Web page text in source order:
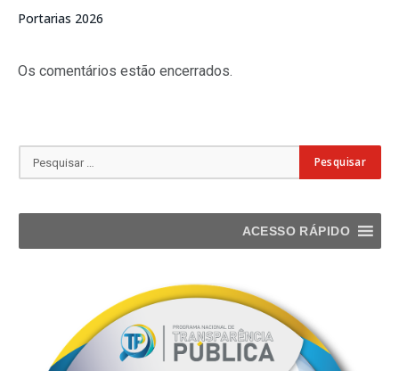
Portarias 2026
Os comentários estão encerrados.
ACESSO RÁPIDO